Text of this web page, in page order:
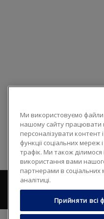
Ми використовуємо
нашому сайту
персоналізувати контент
функції соціальних мереж
трафік. Ми також
використання вами
партнерами в соціальних
аналітиці.
Прийняти всі